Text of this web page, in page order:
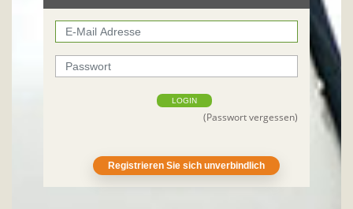
LOGIN
(Passwort vergessen)
Registrieren Sie sich unverbindlich